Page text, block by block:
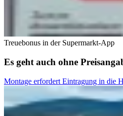
Treuebonus in der Supermarkt-App
Es geht auch ohne
Montage erfordert Eintragung in die